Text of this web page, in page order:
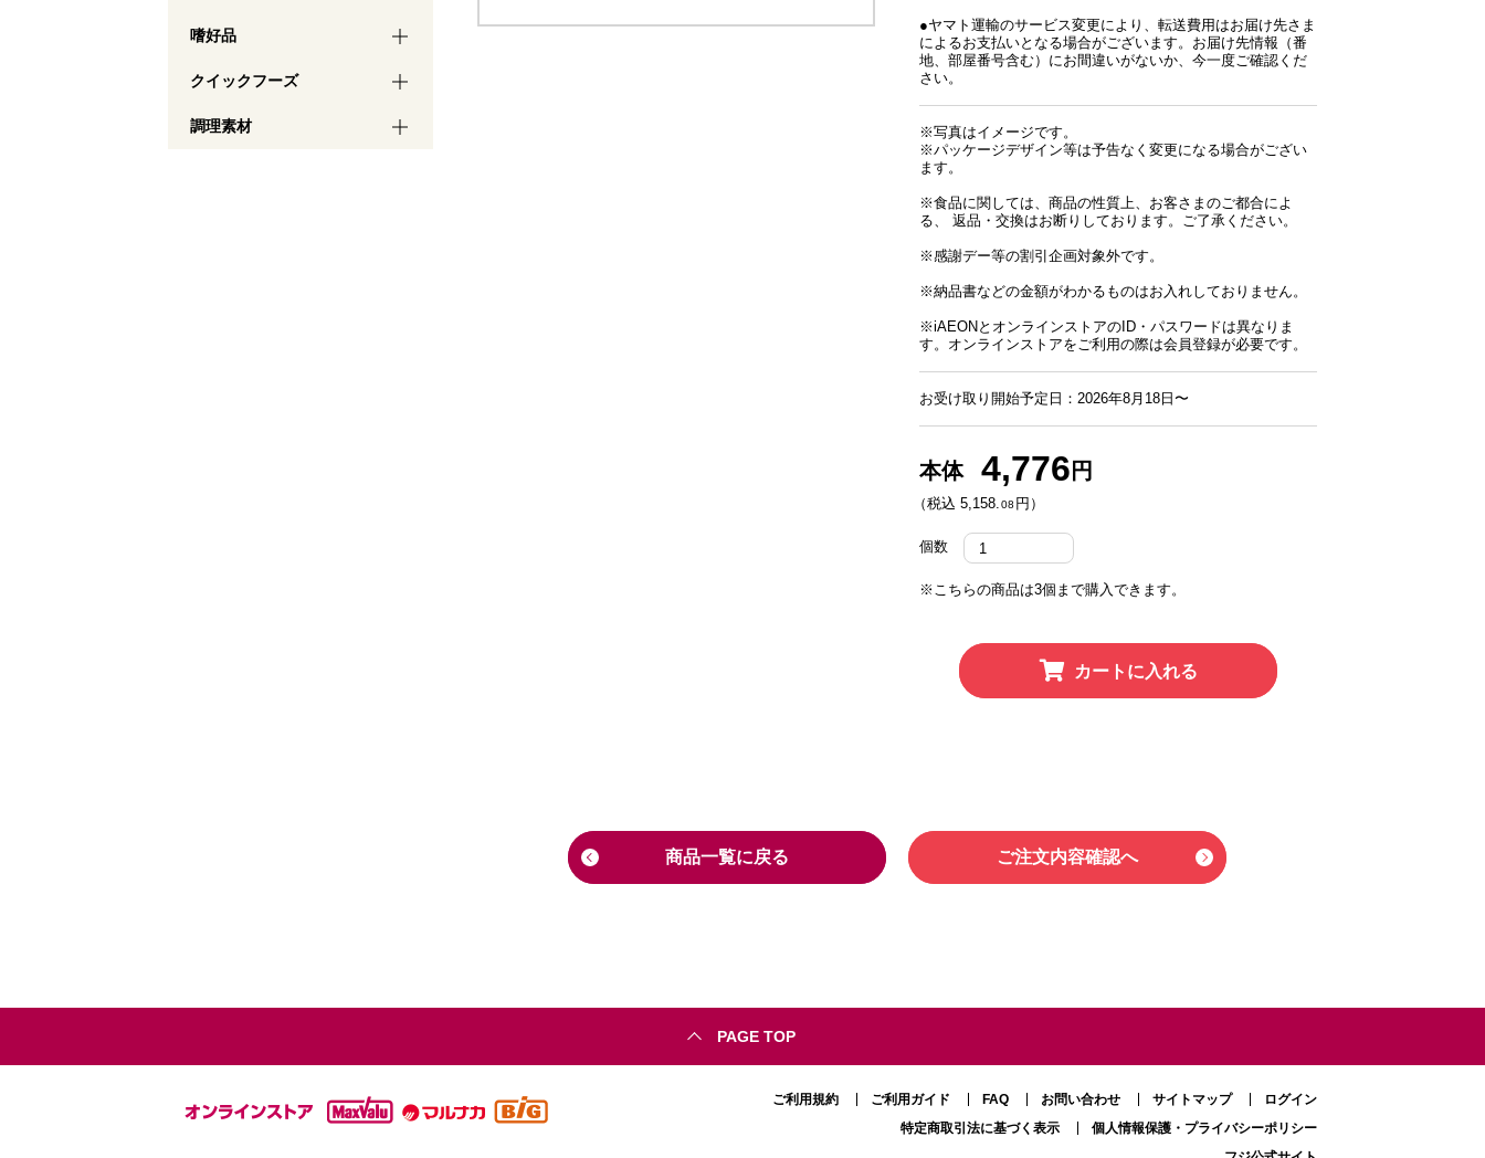
嗜好品
クイックフーズ
調理素材
●ヤマト運輸のサービス変更により、転送費用はお届け先さま
によるお支払いとなる場合がございます。お届け先情報（番
地、部屋番号含む）にお間違いがないか、今一度ご確認くだ
さい。
※写真はイメージです。
※パッケージデザイン等は予告なく変更になる場合がござい
ます。
※食品に関しては、商品の性質上、お客さまのご都合によ
る、 返品・交換はお断りしております。ご了承ください。
※感謝デー等の割引企画対象外です。
※納品書などの金額がわかるものはお入れしておりません。
※iAEONとオンラインストアのID・パスワードは異なりま
す。オンラインストアをご利用の際は会員登録が必要です。
お受け取り開始予定日：2026年8月18日〜
本体 4,776 円
（税込 5,158.08 円）
個数
※こちらの商品は3個まで購入できます。
カートに入れる
商品一覧に戻る ご注文内容確認へ
PAGE TOP
ご利用規約 ご利用ガイド FAQ お問い合わせ サイトマップ
ログイン
特定商取引法に基づく表示
個人情報保護・プライバシーポリシー